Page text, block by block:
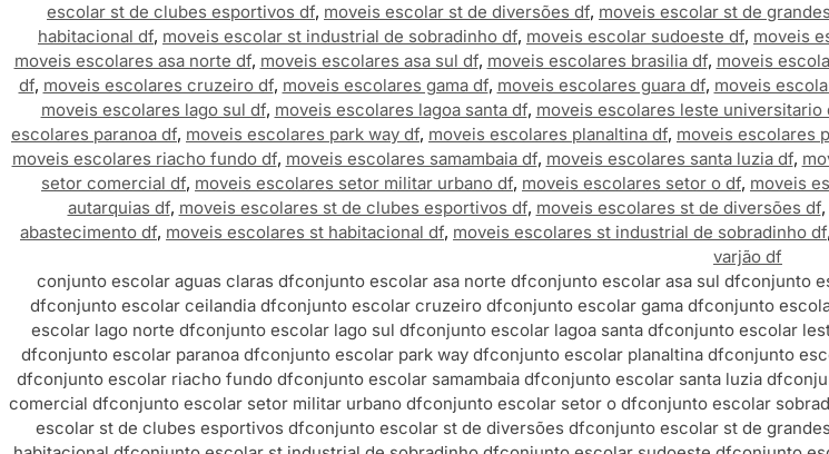
escolar st de clubes esportivos df, moveis escolar st de diversões df, moveis escolar st de
habitacional df, moveis escolar st industrial de sobradinho df, moveis escolar sudoeste df, moveis
moveis escolares asa norte df, moveis escolares asa sul df, moveis escolares brasilia df, moveis
df, moveis escolares cruzeiro df, moveis escolares gama df, moveis escolares guara df, moveis
moveis escolares lago sul df, moveis escolares lagoa santa df, moveis escolares leste universitario
escolares paranoa df, moveis escolares park way df, moveis escolares planaltina df, moveis escolares
moveis escolares riacho fundo df, moveis escolares samambaia df, moveis escolares santa luzia df,
setor comercial df, moveis escolares setor militar urbano df, moveis escolares setor o df, moveis
autarquias df, moveis escolares st de clubes esportivos df, moveis escolares st de diversões df,
abastecimento df, moveis escolares st habitacional df, moveis escolares st industrial de sobradinho df,
varjão df
conjunto escolar aguas claras dfconjunto escolar asa norte dfconjunto escolar asa sul dfconjunto
dfconjunto escolar ceilandia dfconjunto escolar cruzeiro dfconjunto escolar gama dfconjunto
escolar lago norte dfconjunto escolar lago sul dfconjunto escolar lagoa santa dfconjunto escolar
dfconjunto escolar paranoa dfconjunto escolar park way dfconjunto escolar planaltina dfconjunto
dfconjunto escolar riacho fundo dfconjunto escolar samambaia dfconjunto escolar santa luzia df
comercial dfconjunto escolar setor militar urbano dfconjunto escolar setor o dfconjunto escolar
escolar st de clubes esportivos dfconjunto escolar st de diversões dfconjunto escolar st de